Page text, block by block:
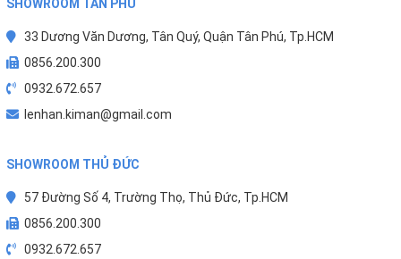
SHOWROOM TÂN PHÚ
33 Dương Văn Dương, Tân Quý, Quận Tân Phú, Tp.HCM
0856.200.300
0932.672.657
lenhan.kiman@gmail.com
SHOWROOM THỦ ĐỨC
57 Đường Số 4, Trường Thọ, Thủ Đức, Tp.HCM
0856.200.300
0932.672.657